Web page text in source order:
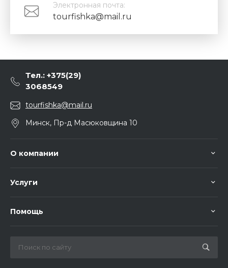
Электронная почта:
tourfishka@mail.ru
Тел.: +375(29)
3068549
tourfishka@mail.ru
Минск, Пр-д Масюковщина 10
О компании
Услуги
Помощь